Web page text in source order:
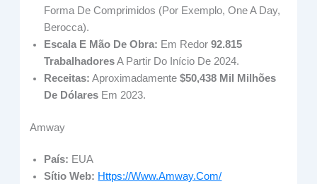
Forma De Comprimidos (por Exemplo, One A Day,
Berocca).
Escala E Mão De Obra: Em Redor92.815
TrabalhadoresA Partir Do Início De 2024.
Receitas: Aproximadamente$50,438 Mil Milhões
De Dólares Em 2023.
Amway
País: EUA
Sítio Web: Https://www.amway.com/